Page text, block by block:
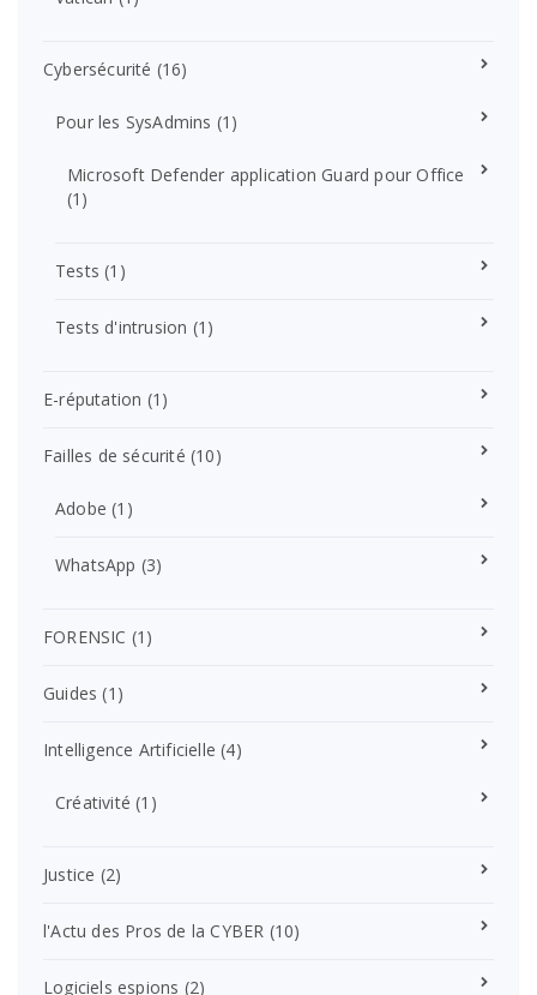
Cybersécurité (16)
Pour les SysAdmins (1)
Microsoft Defender application Guard pour Office
(1)
Tests (1)
Tests d'intrusion (1)
E-réputation (1)
Failles de sécurité (10)
Adobe (1)
WhatsApp (3)
FORENSIC (1)
Guides (1)
Intelligence Artificielle (4)
Créativité (1)
Justice (2)
l'Actu des Pros de la CYBER (10)
Logiciels espions (2)